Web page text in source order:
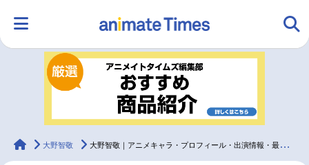
ランキング アニメ
ラジオ グッズ
animateTimes
大野智敬 大野智敬｜アニメキャラ・プロフィール・出演情報・最新情報まとめ